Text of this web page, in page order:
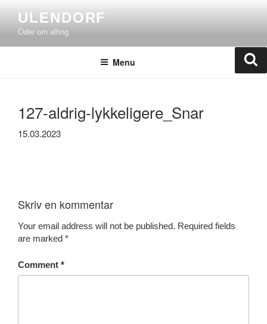
content
ULENDORF
Oder om alting
Menu
127-aldrig-lykkeligere_Snar
15.03.2023
Skriv en kommentar
Your email address will not be published. Required fields
are marked *
Comment *